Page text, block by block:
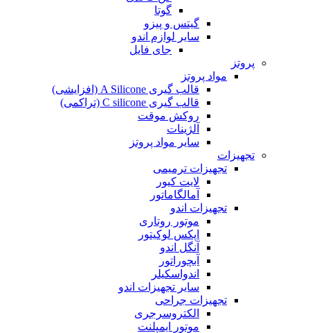
گوتا
گیتس و پیزو
سایر لوازم اندو
جای فایل
پروتز
مواد پروتز
قالب گیری A Silicone (افزایشی)
قالب گیری C silicone (تراکمی)
روکش موقت
آلژینات
سایر مواد پروتز
تجهیزات
تجهیزات ترمیمی
لایت کیور
آمالگاماتور
تجهیزات اندو
موتور روتاری
اپکس لوکیتور
آنگل اندو
آبچوراتور
اندواسکیلر
سایر تجهیزات اندو
تجهیزات جراحی
الکتروسرجری
موتور ایمپلنت